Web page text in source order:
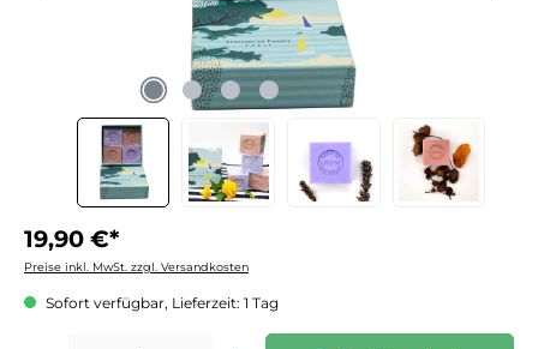
19,90 €*
Preise inkl. MwSt. zzgl. Versandkosten
Sofort verfügbar, Lieferzeit: 1 Tag
Produkt Anzahl: Gib den gewünschten Wert ein oder benutze die Schaltflächen um